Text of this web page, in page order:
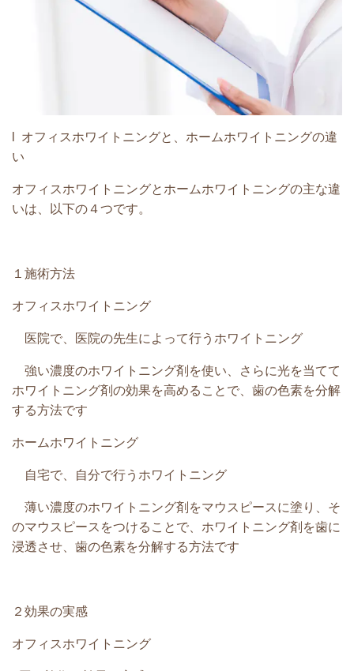
l オフィスホワイトニングと、ホームホワイトニングの違
い
オフィスホワイトニングとホームホワイトニングの主な違
いは、以下の４つです。
１施術方法
オフィスホワイトニング
医院で、医院の先生によって行うホワイトニング
強い濃度のホワイトニング剤を使い、さらに光を当てて
ホワイトニング剤の効果を高めることで、歯の色素を分解
する方法です
ホームホワイトニング
自宅で、自分で行うホワイトニング
薄い濃度のホワイトニング剤をマウスピースに塗り、そ
のマウスピースをつけることで、ホワイトニング剤を歯に
浸透させ、歯の色素を分解する方法です
２効果の実感
オフィスホワイトニング